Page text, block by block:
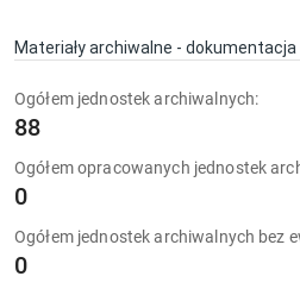
Materiały archiwalne -
Ogółem jednostek archiwalnych:
88
Ogółem opracowanych jednostek
0
Ogółem jednostek archiwalnych bez
0